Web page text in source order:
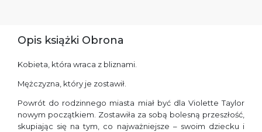
Opis książki Obrona
Kobieta, która wraca z bliznami.
Mężczyzna, który je zostawił.
Powrót do rodzinnego miasta miał być dla Violette Taylor
nowym początkiem. Zostawiła za sobą bolesną przeszłość,
skupiając się na tym, co najważniejsze – swoim dziecku i